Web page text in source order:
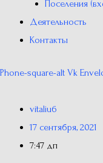
Поселения
Деятельность
Контакты
Phone-square-alt Vk
vitaliu6
17 сентября, 2021
7:47 дп